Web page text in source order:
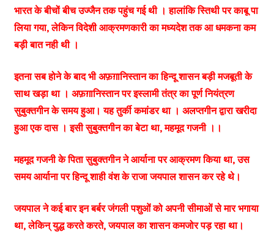
भारत के बीचों बीच उज्जैन तक पहुंच गई थी । हालांकि स्तिथी पर काबू पा
लिया गया, लेकिन विदेशी आक्रमणकारी का मध्यदेश तक आ धमकना कम
बड़ी बात नही थी ।
इतना सब होने के बाद भी अफ़ग़ानिस्तान का हिन्दू शासन बड़ी मजबूती के
साथ खड़ा था । अफ़ग़ानिस्तान पर इस्लामी तंत्र का पूर्ण नियंत्रण
सुबुक्तगीन के समय हुआ। यह तुर्की कमांडर था । अलप्तगीन द्वारा खरीदा
हुआ एक दास । इसी सुबुक्तगीन का बेटा था, महमूद गजनी ।।
महमूद गजनी के पिता सुबुक्तगीन ने आर्याना पर आक्रमण किया था, उस
समय आर्याना पर हिन्दू शाही वंश के राजा जयपाल शासन कर रहे थे।
जयपाल ने कई बार इन बर्बर जंगली पशुओं को अपनी सीमाओं से मार भगाया
था, लेकिन् युद्ध करते करते, जयपाल का शासन कमजोर पड़ रहा था।